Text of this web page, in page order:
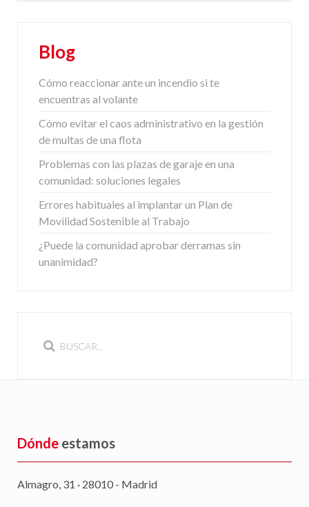
Blog
Cómo reaccionar ante un incendio si te
encuentras al volante
Cómo evitar el caos administrativo en la gestión
de multas de una flota
Problemas con las plazas de garaje en una
comunidad: soluciones legales
Errores habituales al implantar un Plan de
Movilidad Sostenible al Trabajo
¿Puede la comunidad aprobar derramas sin
unanimidad?
Dónde estamos
Almagro, 31 · 28010 - Madrid